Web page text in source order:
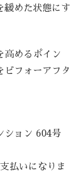
緩めた状態にす
高めるポイン
ビフォーアフタ
ョン 604号
払いになりま